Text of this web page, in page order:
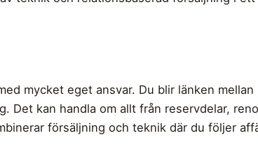
mycket eget ansvar. Du blir länken
Det kan handla om allt från reservdelar,
försäljning och teknik där du följer